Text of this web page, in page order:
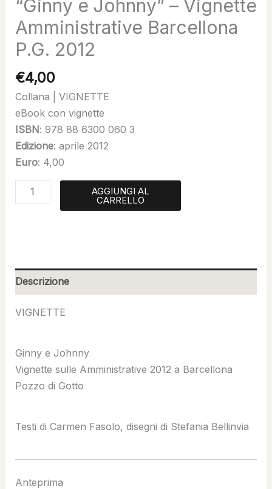
“Ginny e Johnny” – Vignette
Amministrative Barcellona
P.G. 2012
€4,00
Collana | VIGNETTE
eBook con vignette
ISBN: 978 88 6300 060 3
Edizione: aprile 2012
Euro: 4,00
AGGIUNGI AL
CARRELLO
Descrizione
VIGNETTE
Ginny e Johnny
Vignette sulle Amministrative 2012 a Barcellona
Pozzo di Gotto
Testi di Carmen Fasolo, disegni di Stefania Bellinvia
Anteprima